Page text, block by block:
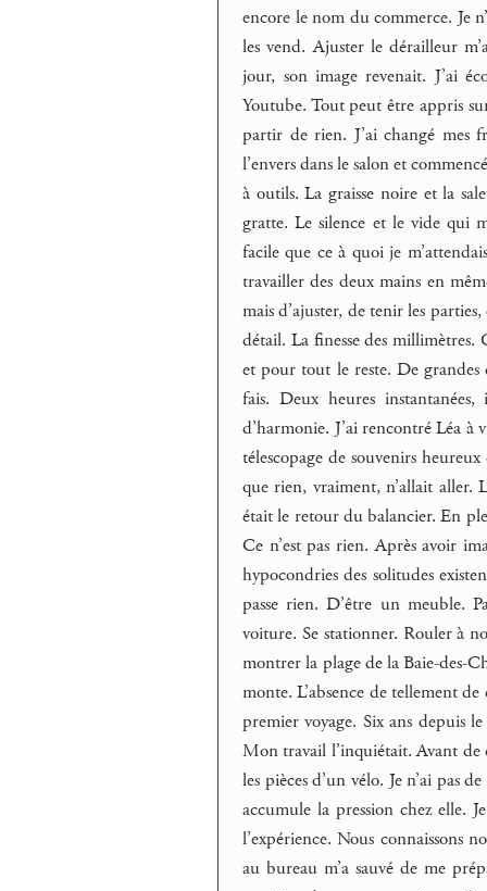
encore le nom du commerce. Je
les vend. Ajuster le dérailleur
jour, son image revenait. J’ai
Youtube. Tout peut être appris
partir de rien. J’ai changé mes
l’envers dans le salon et
à outils. La graisse noire et la
gratte. Le silence et le vide qui
facile que ce à quoi je
travailler des deux mains en
mais d’ajuster, de tenir les
détail. La finesse des
et pour tout le reste. De grandes
fais. Deux heures
d’harmonie. J’ai rencontré Léa à
télescopage de souvenirs
que rien, vraiment, n’allait aller.
était le retour du balancier. En
Ce n’est pas rien. Après avoir
hypocondries des solitudes
passe rien. D’être un meuble.
voiture. Se stationner. Rouler à
montrer la plage de la Baie-des-
monte. L’absence de tellement
premier voyage. Six ans depuis
Mon travail l’inquiétait. Avant de
les pièces d’un vélo. Je n’ai pas
accumule la pression chez elle.
l’expérience. Nous connaissons
au bureau m’a sauvé de me